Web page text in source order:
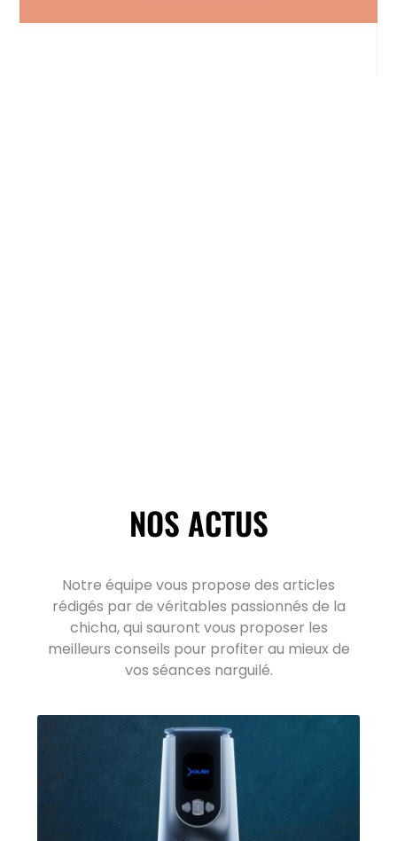
NOS ACTUS
Notre équipe vous propose des articles
rédigés par de véritables passionnés de la
chicha, qui sauront vous proposer les
meilleurs conseils pour profiter au mieux de
vos séances narguilé.